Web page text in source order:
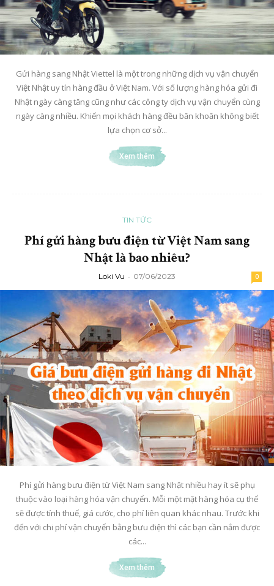
Gửi hàng sang Nhật Viettel là một trong những dịch vụ vận chuyển
Việt Nhật uy tín hàng đầu ở Việt Nam. Với số lượng hàng hóa gửi đi
Nhật ngày càng tăng cũng như các công ty dịch vụ vận chuyển cùng
ngày càng nhiều. Khiến mọi khách hàng đều băn khoăn không biết
lựa chọn cơ sở...
Xem thêm
TIN TỨC
Phí gửi hàng bưu điện từ Việt Nam sang
Nhật là bao nhiêu?
Loki Vu - 07/06/2023 0
Phí gửi hàng bưu điện từ Việt Nam sang Nhật nhiều hay ít sẽ phụ
thuộc vào loại hàng hóa vận chuyển. Mỗi một mặt hàng hóa cụ thể
sẽ được tính thuế, giá cước, cho phí liên quan khác nhau. Trước khi
đến với chi phí vận chuyển bằng bưu điện thì các bạn cần nắm được
các...
Xem thêm